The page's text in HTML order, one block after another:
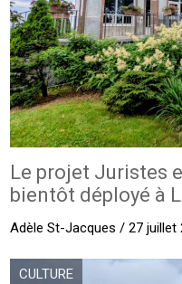
Le projet Juristes
bientôt déployé à
Adèle St-Jacques / 27 juillet
CULTURE